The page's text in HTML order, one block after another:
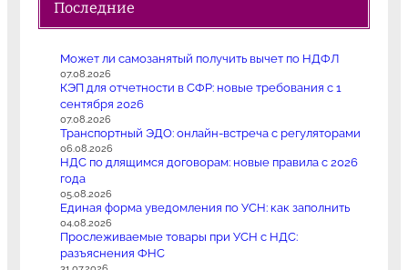
Последние
Может ли самозанятый получить вычет по НДФЛ
07.08.2026
КЭП для отчетности в СФР: новые требования с 1
сентября 2026
07.08.2026
Транспортный ЭДО: онлайн-встреча с регуляторами
06.08.2026
НДС по длящимся договорам: новые правила с 2026
года
05.08.2026
Единая форма уведомления по УСН: как заполнить
04.08.2026
Прослеживаемые товары при УСН с НДС:
разъяснения ФНС